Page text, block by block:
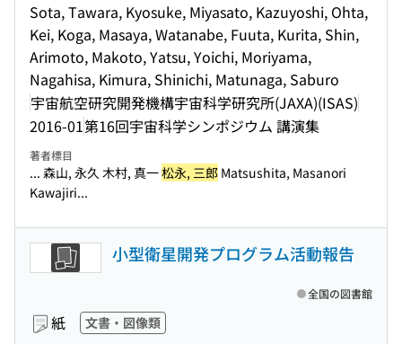
Sota, Tawara, Kyosuke, Miyasato, Kazuyoshi, Ohta,
Kei, Koga, Masaya, Watanabe, Fuuta, Kurita, Shin,
Arimoto, Makoto, Yatsu, Yoichi, Moriyama,
Nagahisa, Kimura, Shinichi, Matunaga, Saburo
宇宙航空研究開発機構宇宙科学研究所(JAXA)(ISAS)
2016-01第16回宇宙科学シンポジウム 講演集
著者標目
... 森山, 永久 木村, 真一松永, 三郎 Matsushita, Masanori
Kawajiri...
小型衛星開発プログラム活動報告
紙 文書・図像類
全国の図書館